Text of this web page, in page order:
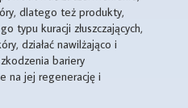
dlatego też produkty,
typu kuracji złuszczających,
działać nawilżająco i
bariery
na jej regenerację i